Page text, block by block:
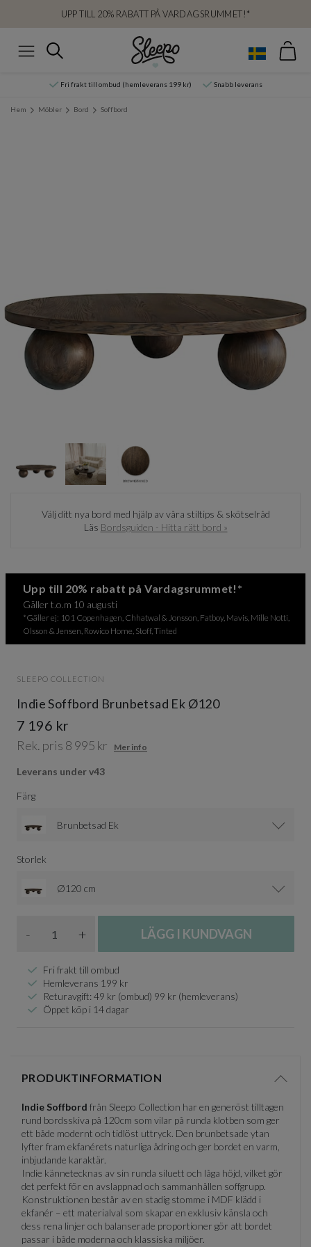
UPP TILL 20% RABATT PÅ VARDAGSRUMMET!*
Sök
Fri frakt till ombud (hemleverans 199 kr) Snabb leverans
Hem Möbler Bord Soffbord
Välj ditt nya bord med hjälp av våra stiltips & skötselråd
Läs Bordsguiden - Hitta rätt bord »
Upp till 20% rabatt på Vardagsrummet!*
Gäller t.o.m 10 augusti
*Gäller ej: 101 Copenhagen, Chhatwal & Jonsson, Fatboy, Mavis, Mille Notti,
Olsson & Jensen, Rowico Home, Stoff, Tinted
SLEEPO COLLECTION
Indie Soffbord Brunbetsad Ek Ø120
7 196 kr
Rek. pris 8 995 kr Mer info
Leverans under v43
Färg
Brunbetsad Ek
Storlek
Ø120 cm
- + LÄGG I KUNDVAGN
Fri frakt till ombud
Hemleverans 199 kr
Returavgift: 49 kr (ombud) 99 kr (hemleverans)
Öppet köp i 14 dagar
PRODUKTINFORMATION
Visa/
Indie Soffbord från Sleepo Collection har en generöst tilltagen
rund bordsskiva på 120cm som vilar på runda klotben som ger
ett både modernt och tidlöst uttryck. Den brunbetsade ytan
lyfter fram ekfanérets naturliga ådring och ger bordet en varm,
inbjudande karaktär.
Indie kännetecknas av sin runda siluett och låga höjd, vilket gör
det perfekt för en avslappnad och sammanhållen soffgrupp.
Konstruktionen består av en stadig stomme i MDF klädd i
ekfanér – ett materialval som skapar en exklusiv känsla och
dess rena linjer och balanserade proportioner gör att bordet
passar i både moderna och klassiska miljöer.